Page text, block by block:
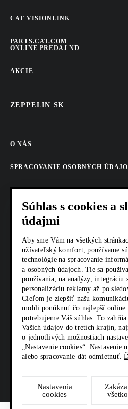
CAT VISIONLINK
PARTS.CAT.COM
ONLINE PREDAJ ND
AKCIE
ZEPPELIN SK
O NÁS
SPRACOVANIE OSOBNÝCH
COOKIES
KARIÉRA
Z SHOP
KONTAKTY
SOCIÁLNE SIETE
Súhlas s cookies a
údajmi
Aby sme Vám na všetkých
užívateľský komfort, používame
technológie na spracovanie
a osobných údajoch. Tie sa
používania, na analýzy, integráciu
personalizáciu reklamy až po
Cieľom je zlepšiť našu
mohli ponúknuť čo najlepší online
potrebujeme Váš súhlas. To
Vašich údajov do tretích krajín,
o jednotlivých možnostiach
„Nastavenie cookies“.
alebo spracovanie dát odmietnuť.
Nastavenia
cookies
všetko